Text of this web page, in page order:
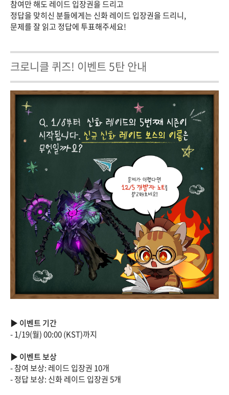
참여만 해도 레이드 입장권을 드리고
정답을 맞히신 분들에게는 신화 레이드 입장권을 드리니,
문제를 잘 읽고 정답에 투표해주세요!
크로니클 퀴즈! 이벤트 5탄 안내
▶ 이벤트 기간
- 1/19(월) 00:00 (KST)까지
▶ 이벤트 보상
- 참여 보상: 레이드 입장권 10개
- 정답 보상: 신화 레이드 입장권 5개